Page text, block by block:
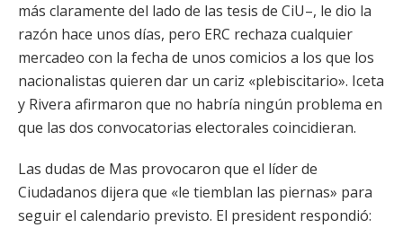
más claramente del lado de las tesis de CiU–, le dio la
razón hace unos días, pero ERC rechaza cualquier
mercadeo con la fecha de unos comicios a los que los
nacionalistas quieren dar un cariz «plebiscitario». Iceta
y Rivera afirmaron que no habría ningún problema en
que las dos convocatorias electorales coincidieran.
Las dudas de Mas provocaron que el líder de
Ciudadanos dijera que «le tiemblan las piernas» para
seguir el calendario previsto. El president respondió: